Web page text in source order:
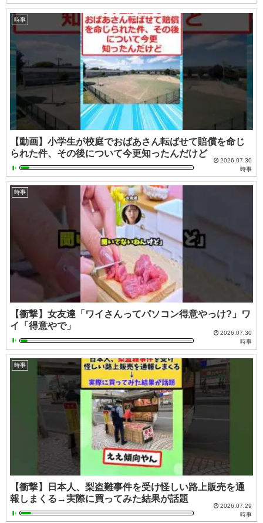
時事
【動画】小学生が校庭でおばあさん転ばせて賠償を命じ
られた件、その後について今更知ったんだけど
2026.07.30
時事
時事
【衝撃】女友達「ワイさんってパソコン得意やっけ?」ワ
イ「得意やで」
2026.07.30
時事
時事
【衝撃】日本人、梨盗難事件を受け怪しい路上販売を通
報しまくる→実際に買ってみた結果が話題
2026.07.29
時事